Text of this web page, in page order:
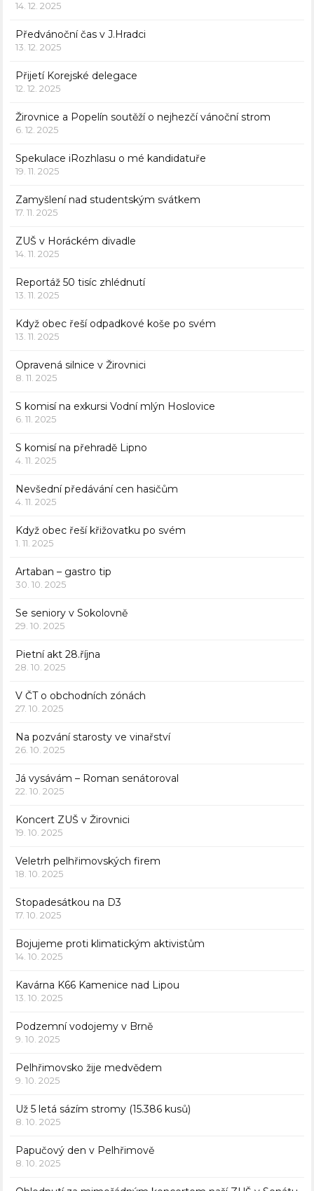
14. 12. 2025
Předvánoční čas v J.Hradci
13. 12. 2025
Přijetí Korejské delegace
12. 12. 2025
Žirovnice a Popelín soutěží o nejhezčí vánoční strom
6. 12. 2025
Spekulace iRozhlasu o mé kandidatuře
19. 11. 2025
Zamyšlení nad studentským svátkem
17. 11. 2025
ZUŠ v Horáckém divadle
14. 11. 2025
Reportáž 50 tisíc zhlédnutí
13. 11. 2025
Když obec řeší odpadkové koše po svém
13. 11. 2025
Opravená silnice v Žirovnici
8. 11. 2025
S komisí na exkursi Vodní mlýn Hoslovice
6. 11. 2025
S komisí na přehradě Lipno
4. 11. 2025
Nevšední předávání cen hasičům
4. 11. 2025
Když obec řeší křižovatku po svém
1. 11. 2025
Artaban – gastro tip
30. 10. 2025
Se seniory v Sokolovně
29. 10. 2025
Pietní akt 28.října
28. 10. 2025
V ČT o obchodních zónách
27. 10. 2025
Na pozvání starosty ve vinařství
26. 10. 2025
Já vysávám – Roman senátoroval
22. 10. 2025
Koncert ZUŠ v Žirovnici
19. 10. 2025
Veletrh pelhřimovských firem
18. 10. 2025
Stopadesátkou na D3
17. 10. 2025
Bojujeme proti klimatickým aktivistům
14. 10. 2025
Kavárna K66 Kamenice nad Lipou
13. 10. 2025
Podzemní vodojemy v Brně
9. 10. 2025
Pelhřimovsko žije medvědem
9. 10. 2025
Už 5 letá sázím stromy (15.386 kusů)
8. 10. 2025
Papučový den v Pelhřimově
8. 10. 2025